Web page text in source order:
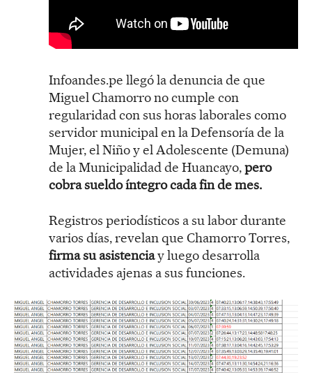
Infoandes.pe llegó la denuncia de que
Miguel Chamorro no cumple con
regularidad con sus horas laborales como
servidor municipal en la Defensoría de la
Mujer, el Niño y el Adolescente (Demuna)
de la Municipalidad de Huancayo,pero
cobra sueldo íntegro cada fin de mes.
Registros periodísticos a su labor durante
varios días, revelan que Chamorro Torres,
firma su asistenciay luego desarrolla
actividades ajenas a sus funciones.